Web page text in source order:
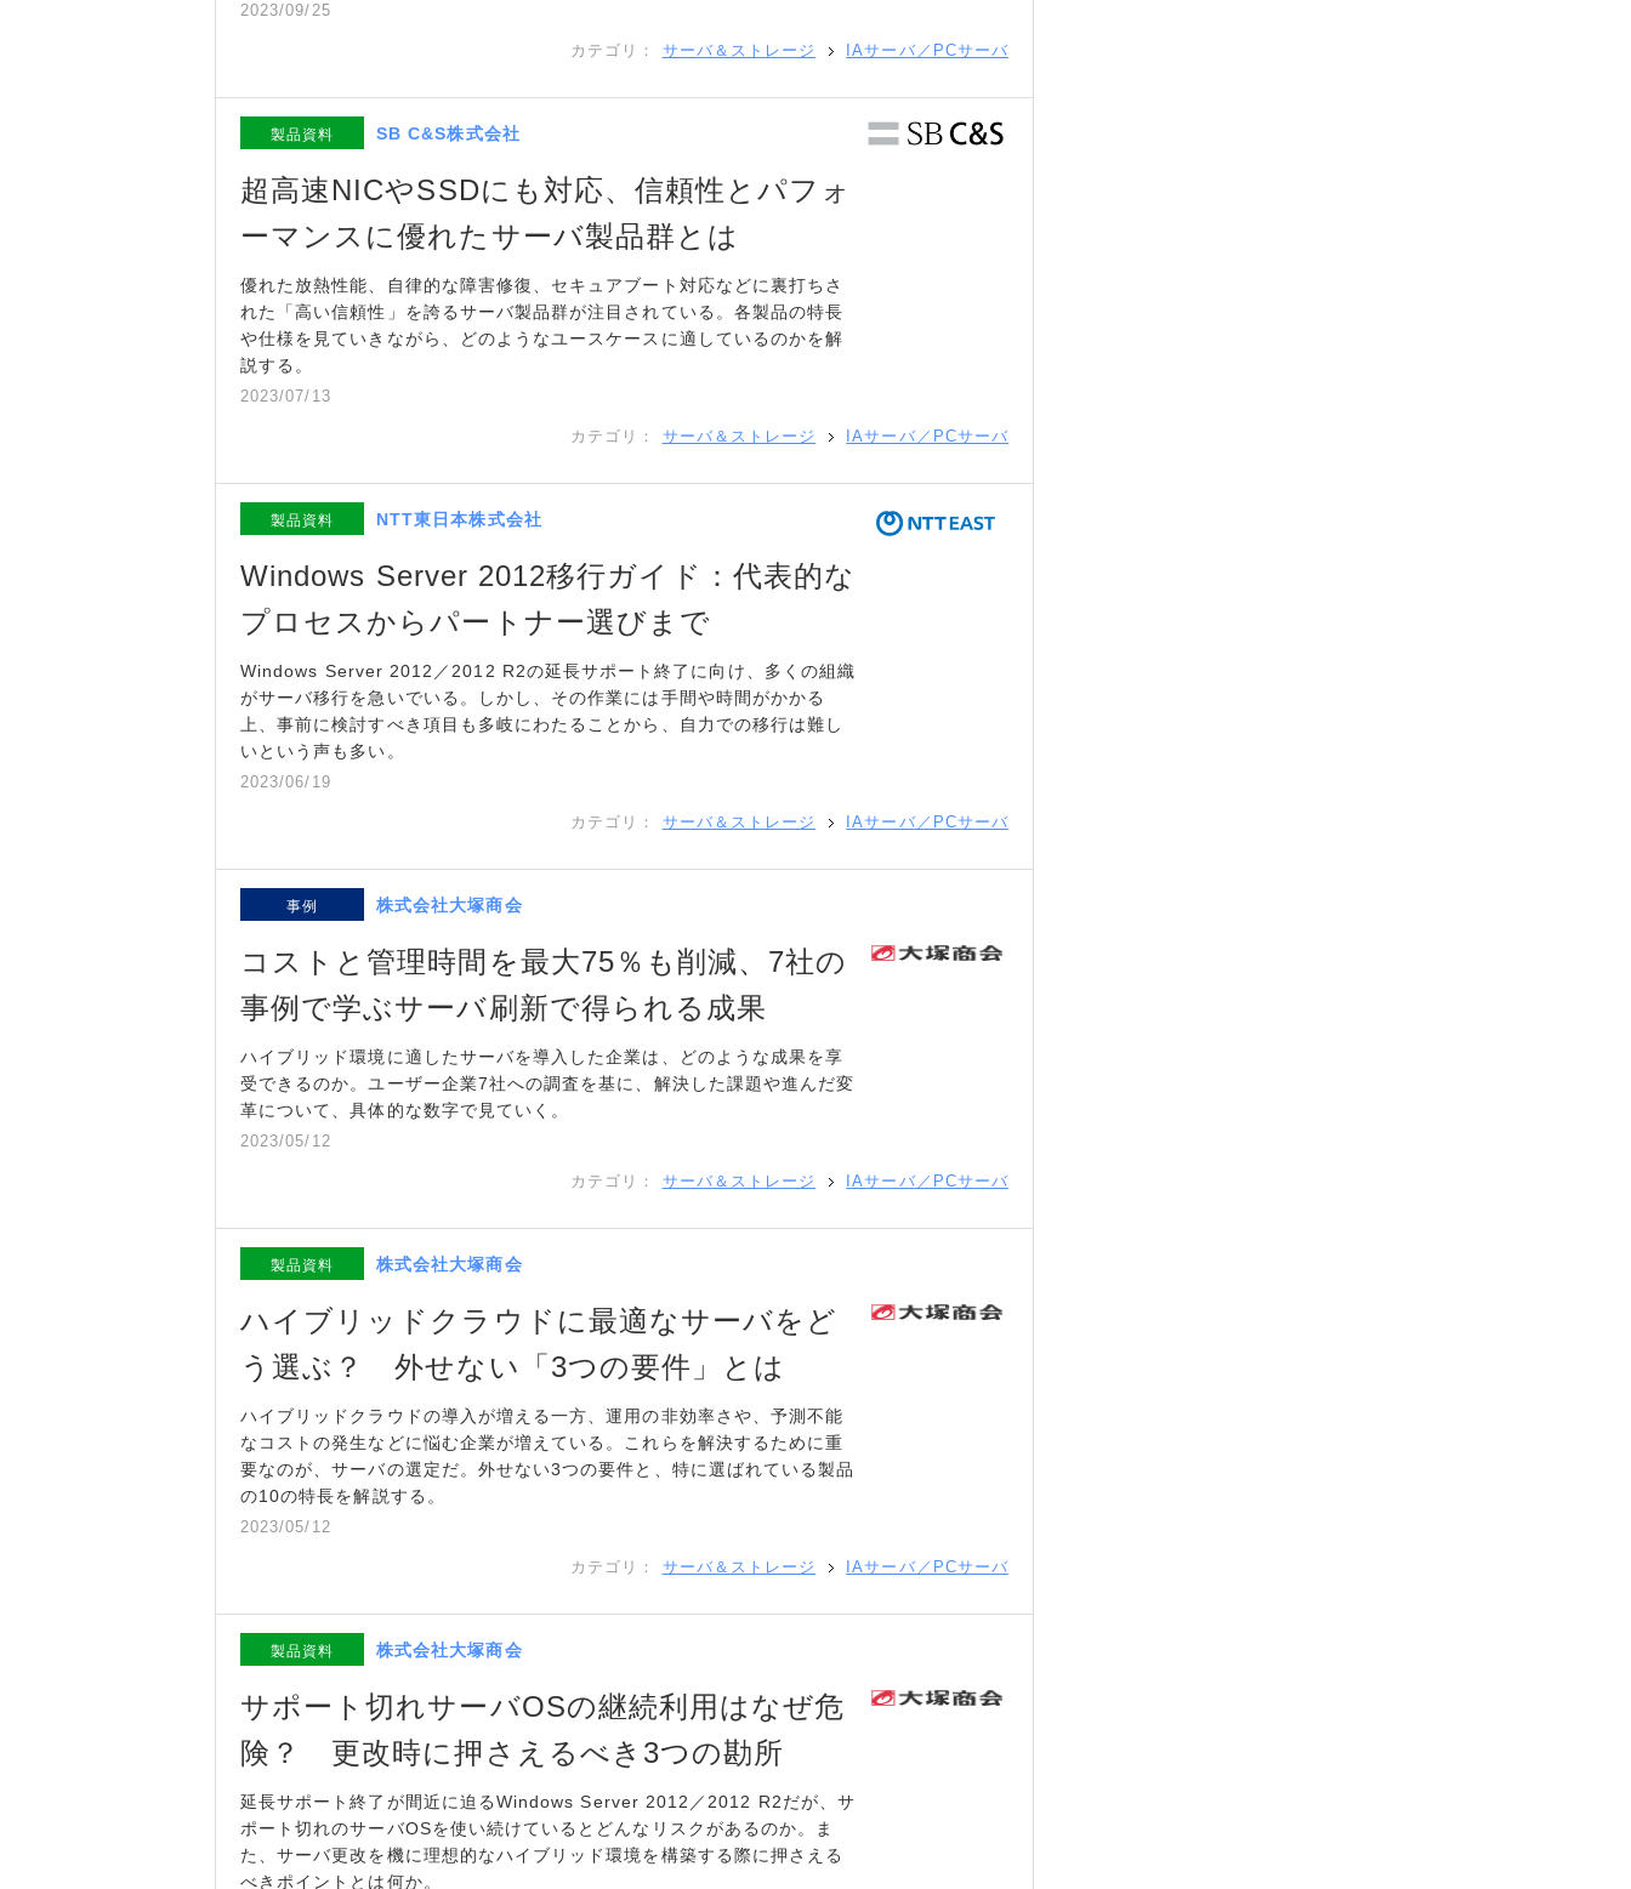
2023/09/25
カテゴリ： サーバ＆ストレージ IAサーバ／PCサーバ
製品資料 SB C&S株式会社
超高速NICやSSDにも対応、信頼性とパフォ
ーマンスに優れたサーバ製品群とは
優れた放熱性能、自律的な障害修復、セキュアブート対応などに裏打ちさ
れた「高い信頼性」を誇るサーバ製品群が注目されている。各製品の特長
や仕様を見ていきながら、どのようなユースケースに適しているのかを解
説する。
2023/07/13
カテゴリ： サーバ＆ストレージ IAサーバ／PCサーバ
製品資料 NTT東日本株式会社
Windows Server 2012移行ガイド：代表的な
プロセスからパートナー選びまで
Windows Server 2012／2012 R2の延長サポート終了に向け、多くの組織
がサーバ移行を急いでいる。しかし、その作業には手間や時間がかかる
上、事前に検討すべき項目も多岐にわたることから、自力での移行は難し
いという声も多い。
2023/06/19
カテゴリ： サーバ＆ストレージ IAサーバ／PCサーバ
事例 株式会社大塚商会
コストと管理時間を最大75％も削減、7社の
事例で学ぶサーバ刷新で得られる成果
ハイブリッド環境に適したサーバを導入した企業は、どのような成果を享
受できるのか。ユーザー企業7社への調査を基に、解決した課題や進んだ変
革について、具体的な数字で見ていく。
2023/05/12
カテゴリ： サーバ＆ストレージ IAサーバ／PCサーバ
製品資料 株式会社大塚商会
ハイブリッドクラウドに最適なサーバをど
う選ぶ？ 外せない「3つの要件」とは
ハイブリッドクラウドの導入が増える一方、運用の非効率さや、予測不能
なコストの発生などに悩む企業が増えている。これらを解決するために重
要なのが、サーバの選定だ。外せない3つの要件と、特に選ばれている製品
の10の特長を解説する。
2023/05/12
カテゴリ： サーバ＆ストレージ IAサーバ／PCサーバ
製品資料 株式会社大塚商会
サポート切れサーバOSの継続利用はなぜ危
険？ 更改時に押さえるべき3つの勘所
延長サポート終了が間近に迫るWindows Server 2012／2012 R2だが、サ
ポート切れのサーバOSを使い続けているとどんなリスクがあるのか。ま
た、サーバ更改を機に理想的なハイブリッド環境を構築する際に押さえる
べきポイントとは何か。